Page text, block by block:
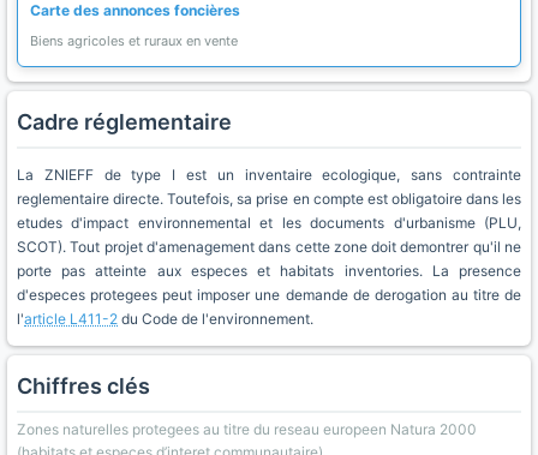
Carte des annonces foncières
Biens agricoles et ruraux en vente
Cadre réglementaire
La ZNIEFF de type I est un inventaire ecologique, sans contrainte
reglementaire directe. Toutefois, sa prise en compte est obligatoire dans les
etudes d'impact environnemental et les documents d'urbanisme (PLU,
SCOT). Tout projet d'amenagement dans cette zone doit demontrer qu'il ne
porte pas atteinte aux especes et habitats inventories. La presence
d'especes protegees peut imposer une demande de derogation au titre de
l'article L411-2 du Code de l'environnement.
Chiffres clés
Zones naturelles protegees au titre du reseau europeen Natura 2000